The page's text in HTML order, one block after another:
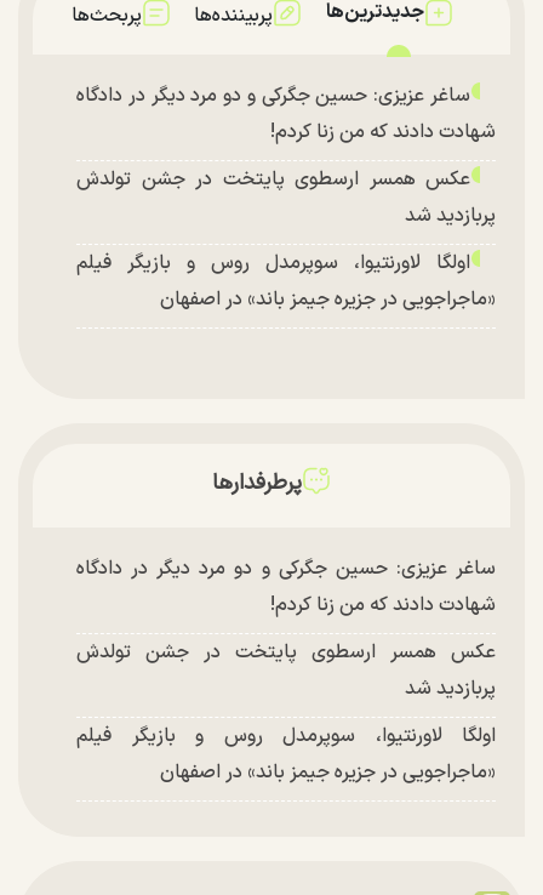
جدیدترین‌ها پربیننده‌ها پربحث‌ها
ساغر عزیزی: حسین جگرکی و دو مرد دیگر در دادگاه
شهادت دادند که من زنا کردم!
عکس همسر ارسطوی پایتخت در جشن تولدش
پربازدید شد
اولگا لاورنتیوا، سوپرمدل روس و بازیگر فیلم
«ماجراجویی در جزیره جیمز باند» در اصفهان
پرطرفدارها
ساغر عزیزی: حسین جگرکی و دو مرد دیگر در دادگاه
شهادت دادند که من زنا کردم!
عکس همسر ارسطوی پایتخت در جشن تولدش
پربازدید شد
اولگا لاورنتیوا، سوپرمدل روس و بازیگر فیلم
«ماجراجویی در جزیره جیمز باند» در اصفهان